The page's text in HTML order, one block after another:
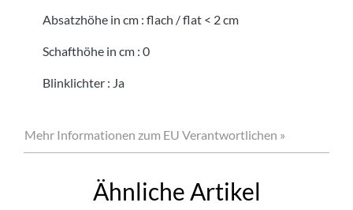
Absatzhöhe in cm : flach / flat < 2 cm
Schafthöhe in cm : 0
Blinklichter : Ja
Mehr Informationen zum EU Verantwortlichen »
Ähnliche Artikel